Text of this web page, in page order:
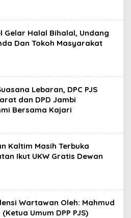
Gelar Halal Bihalal, Undang
Dan Tokoh Masyarakat
Lebaran, DPC PJS
dan DPD Jambi
Bersama Kajari
Kaltim Masih Terbuka
Ikut UKW Gratis Dewan
Wartawan Oleh: Mahmud
Umum DPP PJS)